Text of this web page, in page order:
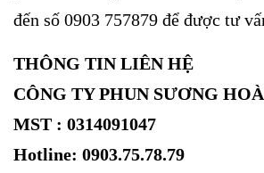
đến số 0903 757879 để được tư
THÔNG TIN LIÊN HỆ
CÔNG TY PHUN SƯƠNG
MST : 0314091047
Hotline: 0903.75.78.79